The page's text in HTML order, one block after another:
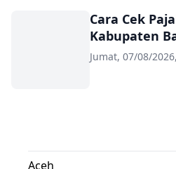
Cara Cek
Kabupaten
Jumat, 07/08/
Aceh